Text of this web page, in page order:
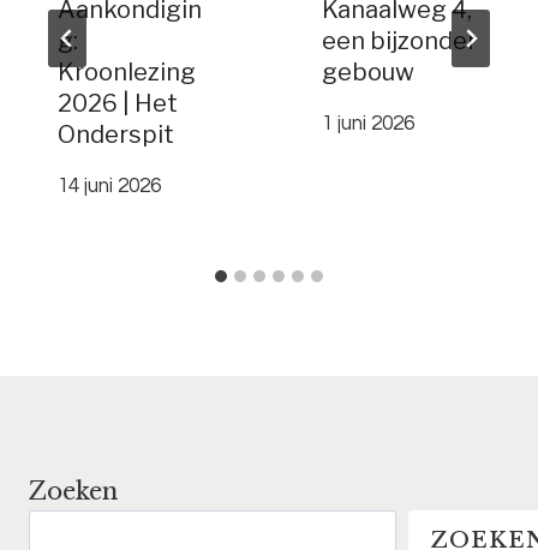
Aankondigin
g:
Kroonlezing
2026 | Het
Onderspit
14 juni 2026
Kanaalweg 4,
een bijzonder
gebouw
1 juni 2026
Zoeken